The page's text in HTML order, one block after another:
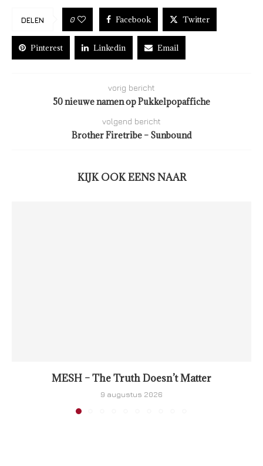
DELEN 0 Facebook Twitter
Pinterest Linkedin Email
vorig bericht
50 nieuwe namen op Pukkelpopaffiche
volgend bericht
Brother Firetribe – Sunbound
KIJK OOK EENS NAAR
MESH – The Truth Doesn’t Matter
9 augustus 2026